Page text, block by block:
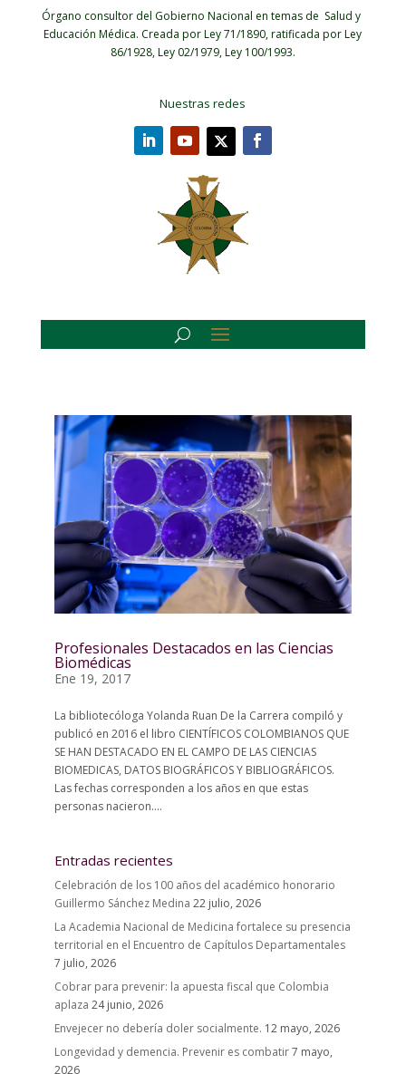
Órgano consultor del Gobierno Nacional en temas de Salud y
Educación Médica. Creada por Ley 71/1890, ratificada por Ley
86/1928, Ley 02/1979, Ley 100/1993.
Nuestras redes
Profesionales Destacados en las Ciencias
Biomédicas
Ene 19, 2017
La bibliotecóloga Yolanda Ruan De la Carrera compiló y
publicó en 2016 el libro CIENTÍFICOS COLOMBIANOS QUE
SE HAN DESTACADO EN EL CAMPO DE LAS CIENCIAS
BIOMEDICAS, DATOS BIOGRÁFICOS Y BIBLIOGRÁFICOS.
Las fechas corresponden a los años en que estas
personas nacieron....
Entradas recientes
Celebración de los 100 años del académico honorario
Guillermo Sánchez Medina 22 julio, 2026
La Academia Nacional de Medicina fortalece su presencia
territorial en el Encuentro de Capítulos Departamentales
7 julio, 2026
Cobrar para prevenir: la apuesta fiscal que Colombia
aplaza 24 junio, 2026
Envejecer no debería doler socialmente. 12 mayo, 2026
Longevidad y demencia. Prevenir es combatir7 mayo,
2026